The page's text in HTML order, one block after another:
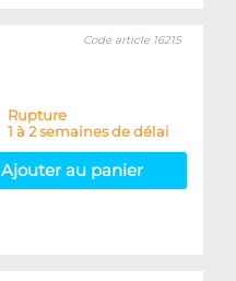
Code article 16215
Rupture
1 à 2 semaines de délai
Ajouter au panier